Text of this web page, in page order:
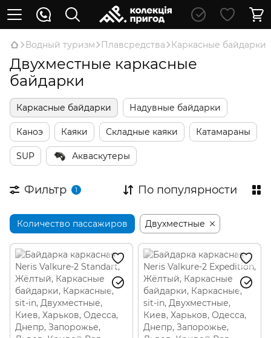
Водный туризм Плавсредства Каркасные байдарки
Двухместные каркасные
байдарки
Каркасные байдарки Надувные байдарки
Каноэ Каяки Складные каяки Катамараны
SUP Акваскутеры
Фильтр 1 По популярности
Количество пассажиров Двухместные